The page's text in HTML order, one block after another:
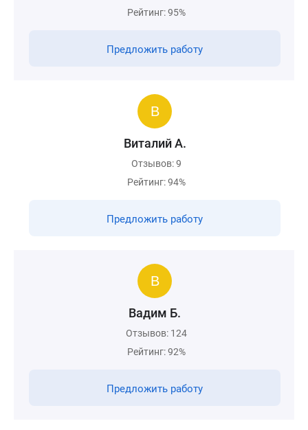
Рейтинг: 95%
Предложить работу
Виталий А.
Отзывов: 9
Рейтинг: 94%
Предложить работу
Вадим Б.
Отзывов: 124
Рейтинг: 92%
Предложить работу